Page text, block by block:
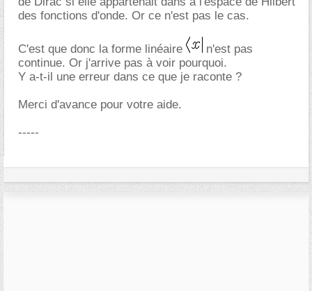
des fonctions d'onde. Or ce n'est pas le cas.
C'est que donc la forme linéaire
n'est pas
continue. Or j'arrive pas à voir pourquoi.
Y a-t-il une erreur dans ce que je raconte ?
Merci d'avance pour votre aide.
-----